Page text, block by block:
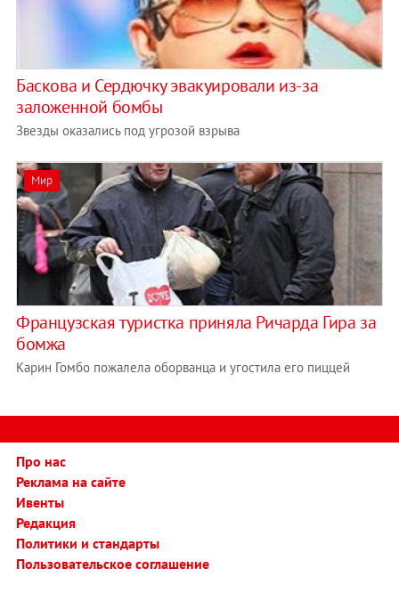
Баскова и Сердючку эвакуировали из-за
заложенной бомбы
Звезды оказались под угрозой взрыва
Мир
Французская туристка приняла Ричарда Гира за
бомжа
Карин Гомбо пожалела оборванца и угостила его пиццей
Про нас
Реклама на сайте
Ивенты
Редакция
Политики и стандарты
Пользовательское соглашение